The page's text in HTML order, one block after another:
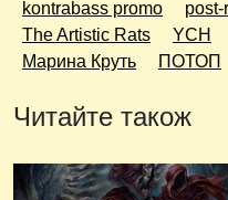
kontrabass promo post-
The Artistic Rats
YCH
Марина Круть
ПОТОП
Читайте також